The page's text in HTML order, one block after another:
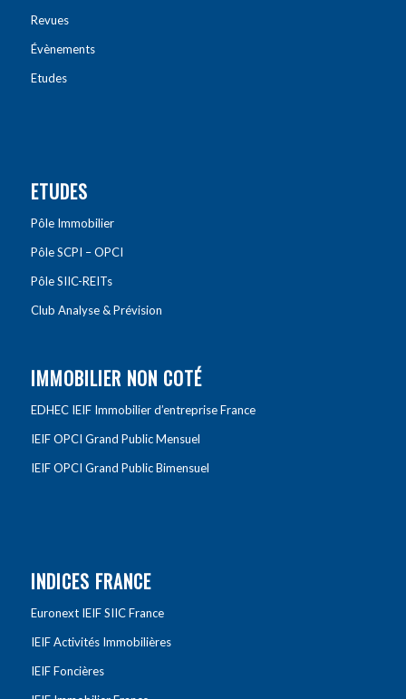
Revues
Évènements
Etudes
ETUDES
Pôle Immobilier
Pôle SCPI – OPCI
Pôle SIIC-REITs
Club Analyse & Prévision
IMMOBILIER NON COTÉ
EDHEC IEIF Immobilier d’entreprise France
IEIF OPCI Grand Public Mensuel
IEIF OPCI Grand Public Bimensuel
INDICES FRANCE
Euronext IEIF SIIC France
IEIF Activités Immobilières
IEIF Foncières